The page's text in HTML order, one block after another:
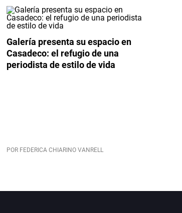
Galería presenta su espacio en
Casadeco: el refugio de una
periodista de estilo de vida
POR FEDERICA CHIARINO VANRELL